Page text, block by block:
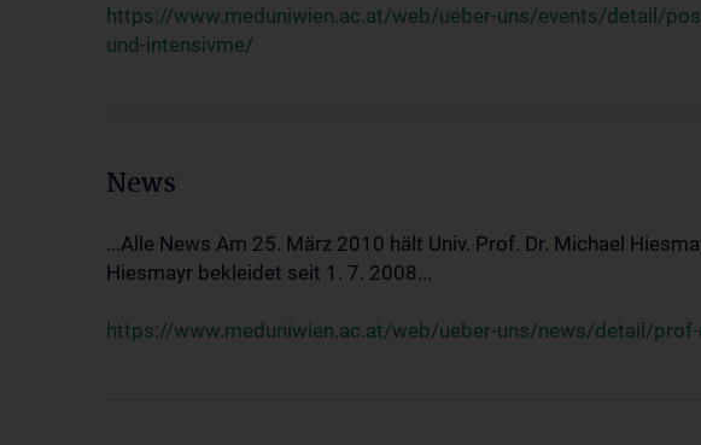
https://www.meduniwien.ac.at/web/ueber-uns/events/detail/
und-intensivme/
News
...Alle News Am 25. März 2010 hält Univ. Prof. Dr. Michael
Hiesmayr bekleidet seit 1. 7. 2008...
https://www.meduniwien.ac.at/web/ueber-uns/news/detail/